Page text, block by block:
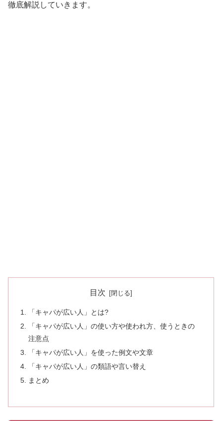
徹底解説していきます。
目次
「キャパが広い人」とは?
「キャパが広い人」の使い方や使われ方、使うときの
注意点
「キャパが広い人」を使った例文や文章
「キャパが広い人」の類語や言い替え
まとめ